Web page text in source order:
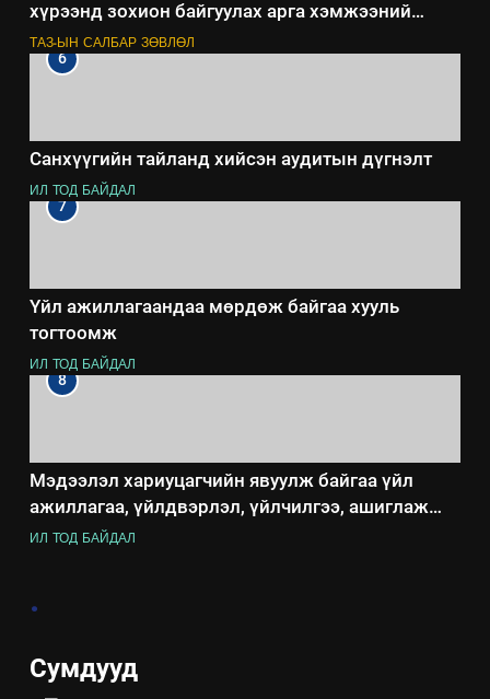
хүрээнд зохион байгуулах арга хэмжээний
төлөвлөгөө
ТАЗ-ЫН САЛБАР ЗӨВЛӨЛ
6
Санхүүгийн тайланд хийсэн аудитын дүгнэлт
ИЛ ТОД БАЙДАЛ
7
Үйл ажиллагаандаа мөрдөж байгаа хууль
тогтоомж
ИЛ ТОД БАЙДАЛ
8
Мэдээлэл хариуцагчийн явуулж байгаа үйл
ажиллагаа, үйлдвэрлэл, үйлчилгээ, ашиглаж
байгаа техник, технологийн хүн, мал, амьтны
ИЛ ТОД БАЙДАЛ
.
Сумдууд